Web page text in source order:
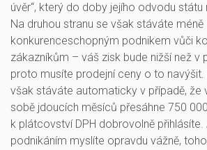
úvěr“, který do doby jejího odvodu
Na druhou stranu se však stáváte méně
konkurenceschopným podnikem vůči
zákazníkům – váš zisk bude nižší než v
proto musíte prodejní ceny o to navýšit.
však stáváte automaticky v případě, že
sobě jdoucích měsíců přesáhne 750
k plátcovství DPH dobrovolně
podnikáním myslíte opravdu vážně,